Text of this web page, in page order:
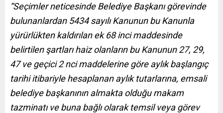
“Seçimler neticesinde Belediye Başkanı görevinde
bulunanlardan 5434 sayılı Kanunun bu Kanunla
yürürlükten kaldırılan ek 68 inci maddesinde
belirtilen şartları haiz olanların bu Kanunun 27, 29,
47 ve geçici 2 nci maddelerine göre aylık başlangıç
tarihi itibariyle hesaplanan aylık tutarlarına, emsali
belediye başkanının almakta olduğu makam
tazminatı ve buna bağlı olarak temsil veya görev